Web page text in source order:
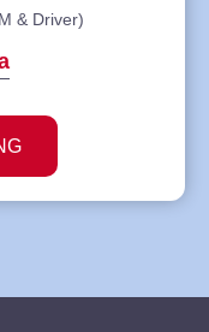
& Driver)